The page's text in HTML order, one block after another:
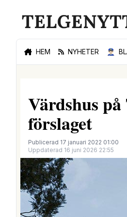
HEM NYHETER 👮🏻‍♂️
Värdshus
förslaget
Publicerad 17 januari 2022 01:00
Uppdaterad 16 juni 2026 22:55